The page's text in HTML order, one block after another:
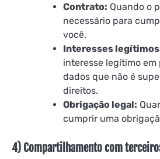
Contrato: Quando o
necessário para
você.
Interesses
interesse legítimo em
dados que não é
direitos.
Obrigação legal:
cumprir uma
4) Compartilhamento com